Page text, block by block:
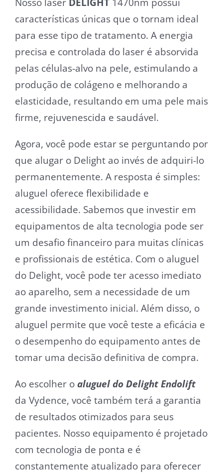
características únicas que o tornam ideal
para esse tipo de tratamento. A energia
precisa e controlada do laser é absorvida
pelas células-alvo na pele, estimulando a
produção de colágeno e melhorando a
elasticidade, resultando em uma pele mais
firme, rejuvenescida e saudável.
Agora, você pode estar se perguntando por
que alugar o Delight ao invés de adquiri-lo
permanentemente. A resposta é simples:
aluguel oferece flexibilidade e
acessibilidade. Sabemos que investir em
equipamentos de alta tecnologia pode ser
um desafio financeiro para muitas clínicas
e profissionais de estética. Com o aluguel
do Delight, você pode ter acesso imediato
ao aparelho, sem a necessidade de um
grande investimento inicial. Além disso, o
aluguel permite que você teste a eficácia e
o desempenho do equipamento antes de
tomar uma decisão definitiva de compra.
Ao escolher o aluguel do Delight Endolift
da Vydence, você também terá a garantia
de resultados otimizados para seus
pacientes. Nosso equipamento é projetado
com tecnologia de ponta e é
constantemente atualizado para oferecer